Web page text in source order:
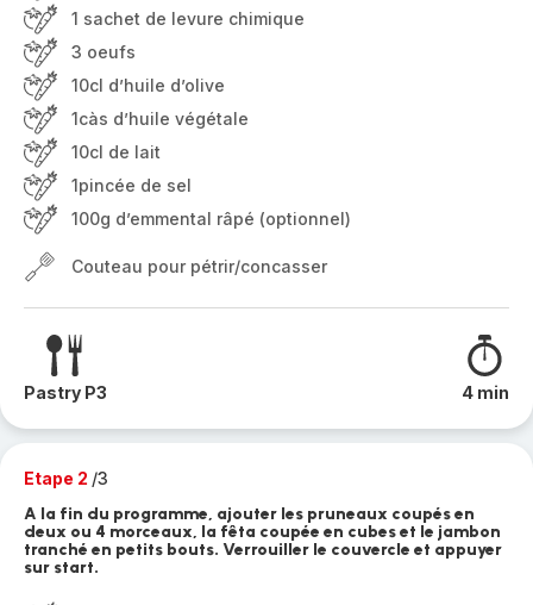
1 sachet de levure chimique
3 oeufs
10cl d’huile d’olive
1càs d’huile végétale
10cl de lait
1pincée de sel
100g d’emmental râpé (optionnel)
Couteau pour pétrir/concasser
Pastry P3 4 min
Etape 2 /3
A la fin du programme, ajouter les pruneaux coupés en
deux ou 4 morceaux, la fêta coupée en cubes et le jambon
tranché en petits bouts. Verrouiller le couvercle et appuyer
sur start.